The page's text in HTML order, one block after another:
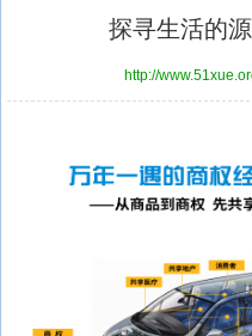
探寻生活的
http://